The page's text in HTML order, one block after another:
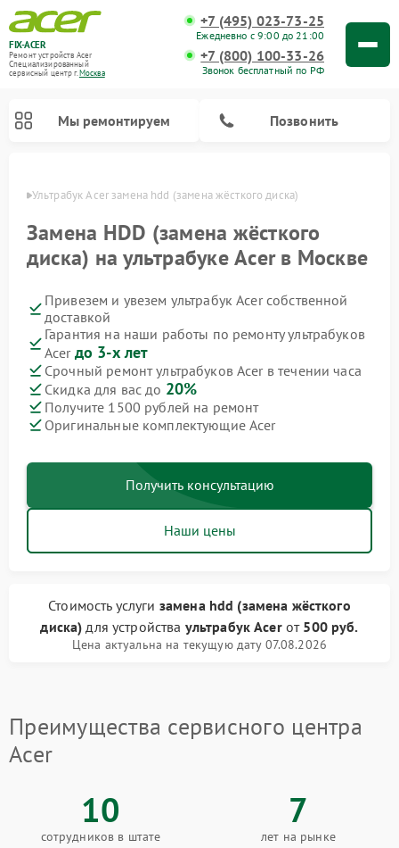
FIX-ACER
Ремонт устройств Acer
Специализированный
cервисный центр г.Москва
+7 (495) 023-73-25
Ежедневно с 9:00 до 21:00
+7 (800) 100-33-26
Звонок бесплатный по РФ
Мы ремонтируем Позвонить
Ультрабук Acer замена hdd (замена жёсткого диска)
Замена HDD (замена жёсткого
диска) на ультрабуке Acer в Москве
Привезем и увезем ультрабук Acer собственной
доставкой
Гарантия на наши работы по ремонту ультрабуков
Acer до 3-х лет
Срочный ремонт ультрабуков Acer в течении часа
Скидка для вас до 20%
Получите 1500 рублей на ремонт
Оригинальные комплектующие Acer
Получить консультацию
Наши цены
Стоимость услуги замена hdd (замена жёсткого
диска) для устройства ультрабук Acerот 500 руб.
Цена актуальна на текущую дату 07.08.2026
Преимущества сервисного центра
Acer
10
сотрудников в штате
7
лет на рынке